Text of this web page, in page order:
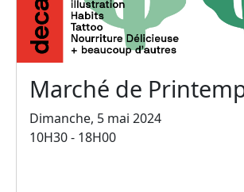
Marché de
Dimanche, 5 mai 2024
10H30 - 18H00